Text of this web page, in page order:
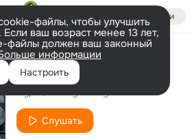
Войти
файлы, чтобы улучшить
ваш возраст менее 13 лет,
файлы должен ваш законный
информации
Настроить
Broken
Слушать